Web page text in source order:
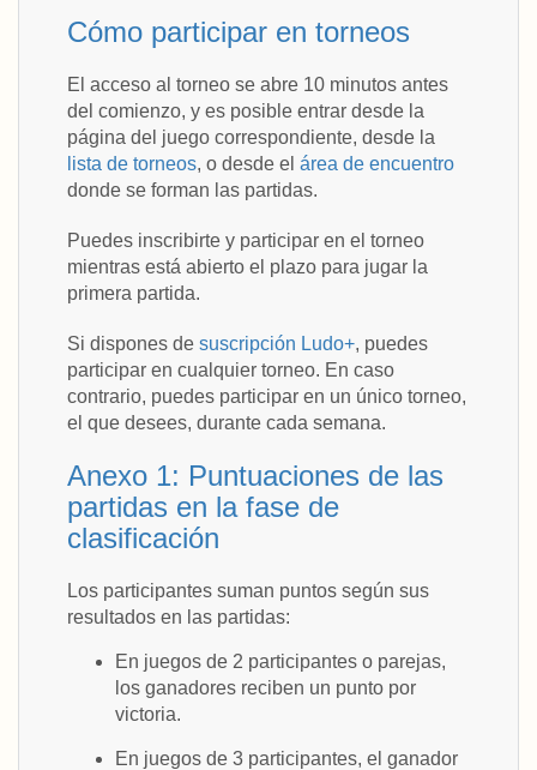
Cómo participar en torneos
El acceso al torneo se abre 10 minutos antes
del comienzo, y es posible entrar desde la
página del juego correspondiente, desde la
lista de torneos, o desde el área de encuentro
donde se forman las partidas.
Puedes inscribirte y participar en el torneo
mientras está abierto el plazo para jugar la
primera partida.
Si dispones de suscripción Ludo+, puedes
participar en cualquier torneo. En caso
contrario, puedes participar en un único torneo,
el que desees, durante cada semana.
Anexo 1: Puntuaciones de las
partidas en la fase de
clasificación
Los participantes suman puntos según sus
resultados en las partidas:
En juegos de 2 participantes o parejas,
los ganadores reciben un punto por
victoria.
En juegos de 3 participantes, el ganador